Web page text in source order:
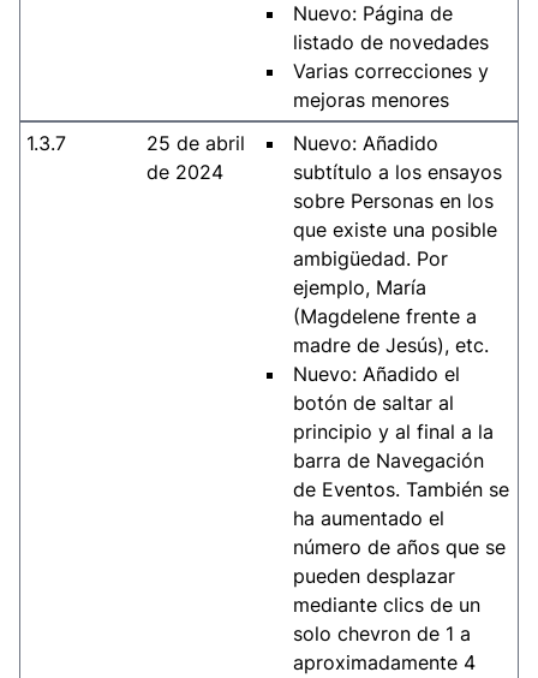
Nuevo: Página de
listado de novedades
Varias correcciones y
mejoras menores
1.3.7
25 de abril
de 2024
Nuevo: Añadido
subtítulo a los ensayos
sobre Personas en los
que existe una posible
ambigüedad. Por
ejemplo, María
(Magdelene frente a
madre de Jesús), etc.
Nuevo: Añadido el
botón de saltar al
principio y al final a la
barra de Navegación
de Eventos. También se
ha aumentado el
número de años que se
pueden desplazar
mediante clics de un
solo chevron de 1 a
aproximadamente 4